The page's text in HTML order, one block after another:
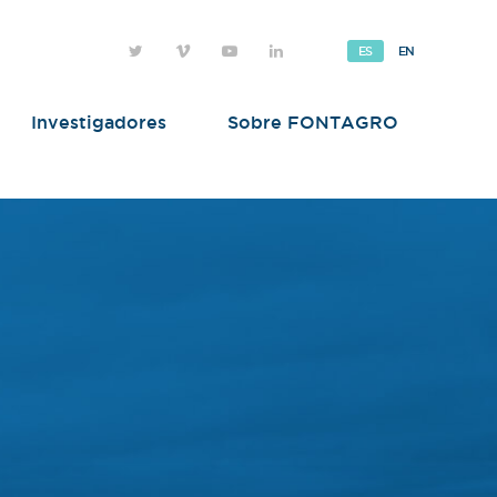
ES EN
Investigadores Sobre FONTAGRO